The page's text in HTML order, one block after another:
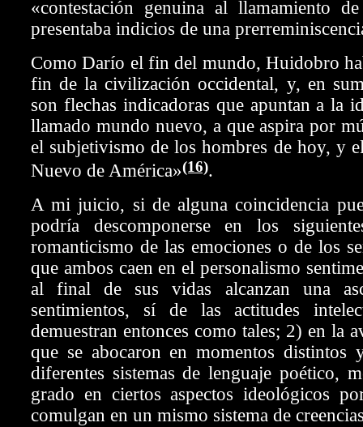
«contestación genuina al llamamiento
presentaba indicios de una
Como Darío el fin del mundo, Huidobro
fin de la civilización occidental, y, en
son flechas indicadoras que apuntan a la
llamado mundo nuevo, a que aspira por
el subjetivismo de los hombres de hoy, y
Nuevo de América»(16).
A mi juicio, si de alguna coincidencia
podría descomponerse en los
romanticismo de las emociones o de los
que ambos caen en el personalismo
al final de sus vidas alcanzan una
sentimientos, sí de las actitudes
demuestran entonces como tales; 2) en la
que se abocaron en momentos
diferentes sistemas de lenguaje poético,
grado en ciertos aspectos ideológicos
comulgan en un mismo sistema de